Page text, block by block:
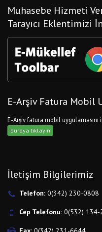
Muhasebe Hizmeti
Tarayıcı Eklentimizi
E-Arşiv Fatura Mobil
E-Arşiv fatura mobil uygulamasını
buraya tıklayın
İletişim Bilgilerimiz
Telefon: 0(342) 230-0808
Cep Telefonu: 0(532) 134-